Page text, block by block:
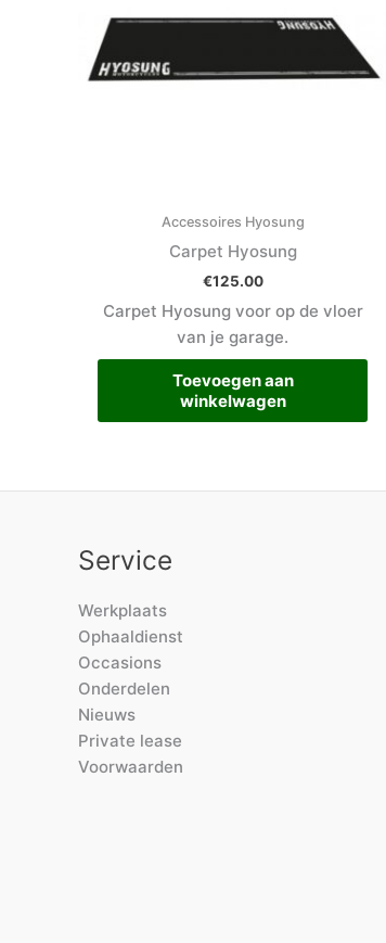
Accessoires Hyosung
Carpet Hyosung
€125.00
Carpet Hyosung voor op de vloer
van je garage.
Toevoegen aan
winkelwagen
Service
Werkplaats
Ophaaldienst
Occasions
Onderdelen
Nieuws
Private lease
Voorwaarden